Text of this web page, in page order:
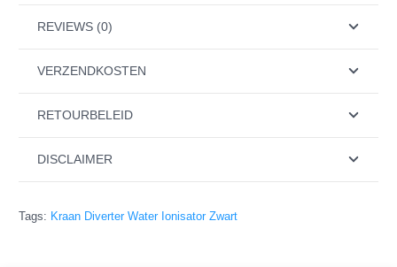
REVIEWS (0)
VERZENDKOSTEN
RETOURBELEID
DISCLAIMER
Tags: Kraan Diverter Water Ionisator Zwart